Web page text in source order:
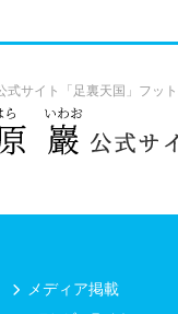
式サイト「足裏天国」フッ
メディア掲載